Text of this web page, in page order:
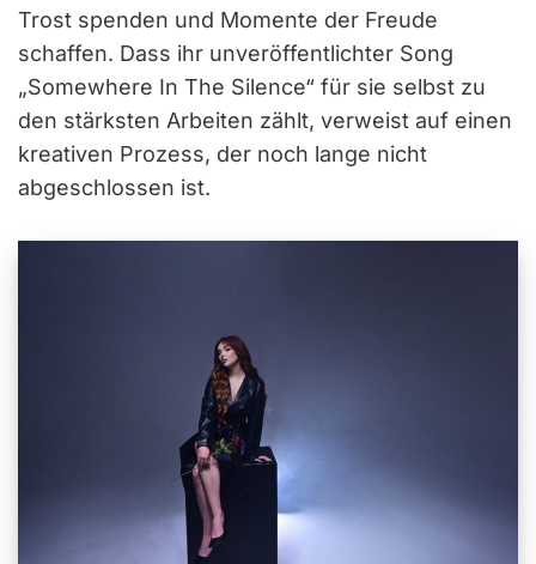
Trost spenden und Momente der Freude
schaffen. Dass ihr unveröffentlichter Song
„Somewhere In The Silence“ für sie selbst zu
den stärksten Arbeiten zählt, verweist auf einen
kreativen Prozess, der noch lange nicht
abgeschlossen ist.